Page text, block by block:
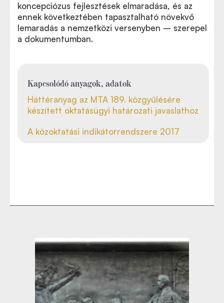
koncepciózus fejlesztések elmaradása, és az
ennek következtében tapasztalható növekvő
lemaradás a nemzetközi versenyben – szerepel
a dokumentumban.
Kapcsolódó anyagok, adatok
Háttéranyag az MTA 189. közgyűlésére
készített oktatásügyi határozati javaslathoz
A közoktatási indikátorrendszere 2017